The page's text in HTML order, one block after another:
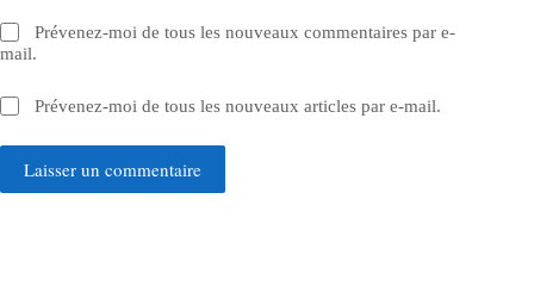
Prévenez-moi de tous les nouveaux commentaires par e-
mail.
Prévenez-moi de tous les nouveaux articles par e-mail.
Laisser un commentaire